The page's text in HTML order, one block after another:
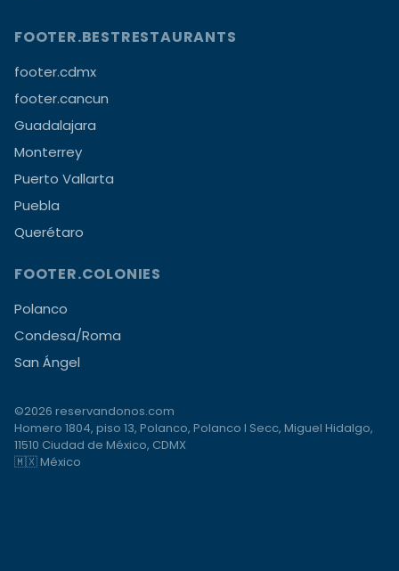
FOOTER.BESTRESTAURANTS
footer.cdmx
footer.cancun
Guadalajara
Monterrey
Puerto Vallarta
Puebla
Querétaro
FOOTER.COLONIES
Polanco
Condesa/Roma
San Ángel
©2026 reservandonos.com
Homero 1804, piso 13, Polanco, Polanco I Secc, Miguel Hidalgo,
11510 Ciudad de México, CDMX
🇲🇽 México